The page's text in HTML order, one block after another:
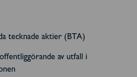
tecknade aktier (BTA)
av utfall i